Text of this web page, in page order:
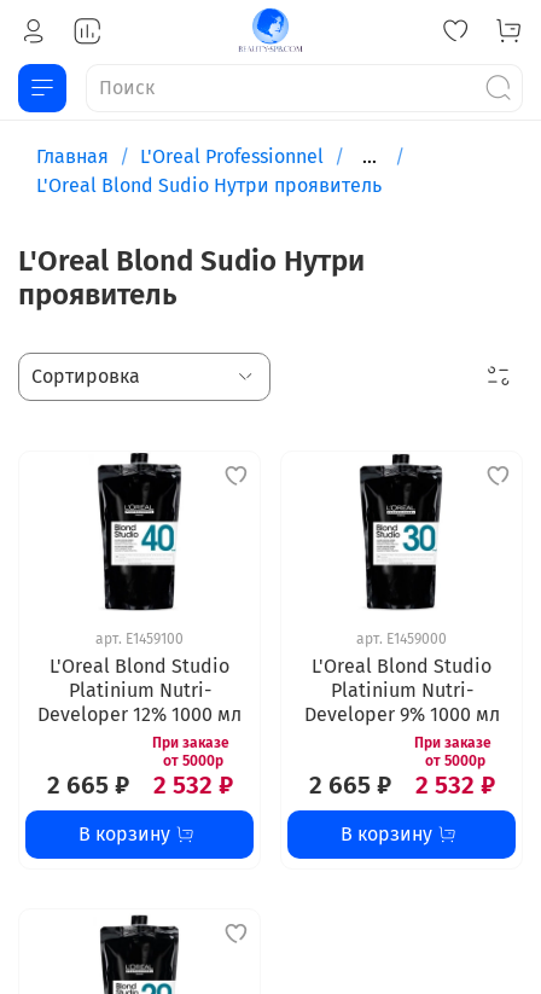
Главная L'Oreal Professionnel
...
L'Oreal Blond Sudio Нутри проявитель
L'Oreal Blond Sudio Нутри
проявитель
арт. E1459100
L'Oreal Blond Studio
Platinium Nutri-
Developer 12% 1000 мл
2 665 ₽ 2 532 ₽
В корзину
арт. E1459000
L'Oreal Blond Studio
Platinium Nutri-
Developer 9% 1000 мл
2 665 ₽ 2 532 ₽
В корзину